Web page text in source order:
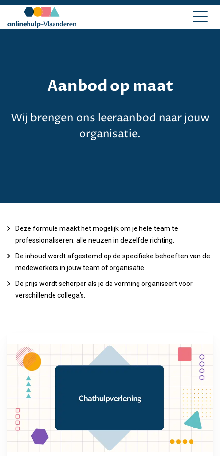
Aanbod op maat
Wij brengen ons leeraanbod naar jouw
organisatie.
Deze formule maakt het mogelijk om je hele team te
professionaliseren: alle neuzen in dezelfde richting.
De inhoud wordt afgestemd op de specifieke behoeften van de
medewerkers in jouw team of organisatie.
De prijs wordt scherper als je de vorming organiseert voor
verschillende collega’s.